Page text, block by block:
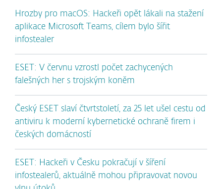
Hrozby pro macOS: Hackeři opět lákali na stažení
aplikace Microsoft Teams, cílem bylo šířit
infostealer
ESET: V červnu vzrostl počet zachycených
falešných her s trojským koněm
Český ESET slaví čtvrtstoletí, za 25 let ušel cestu od
antiviru k moderní kybernetické ochraně firem i
českých domácností
ESET: Hackeři v Česku pokračují v šíření
infostealerů, aktuálně mohou připravovat novou